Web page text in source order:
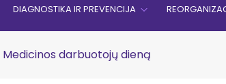
DIAGNOSTIKA IR PREVENCIJA
Medicinos darbuotojų dieną